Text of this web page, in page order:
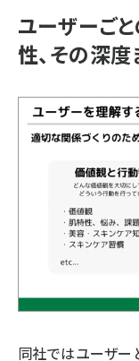
ユーザーご
性、その深
同社ではユーザー